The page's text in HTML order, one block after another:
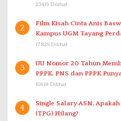
23419 Dilihat
2
Film Kisah Cinta Anis
Kampus UGM Tayang
17825 Dilihat
3
UU Nomor 20 Tahun
PPPK. PNS dan PPPK
15618 Dilihat
4
Single Salary ASN,
(TPG) Hilang?